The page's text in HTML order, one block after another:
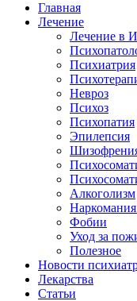
Главная
Лечение
Лечение в
Психиатрия
Невроз
Психоз
Психопатия
Эпилепсия
Алкоголизм
Фобии
Уход за
Полезное
Новости
Лекарства
Статьи